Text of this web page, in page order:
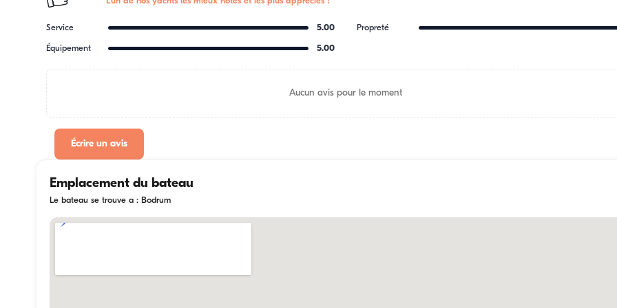
Service 5.00 Propreté
Équipement 5.00
Aucun avis pour le moment
Écrire un avis
Emplacement du bateau
Le bateau se trouve a : Bodrum